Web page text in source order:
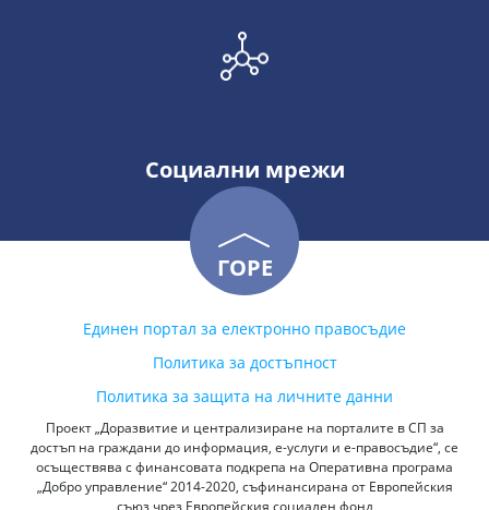
Социални мрежи
ГОРЕ
Единен портал за електронно правосъдие
Политика за достъпност
Политика за защита на личните данни
Проект „Доразвитие и централизиране на порталите в СП за
достъп на граждани до информация, е-услуги и е-правосъдие“, се
осъществява с финансовата подкрепа на Оперативна програма
„Добро управление“ 2014-2020, съфинансирана от Европейския